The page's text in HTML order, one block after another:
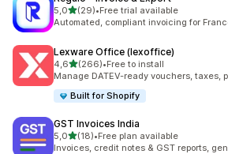
5,0z 5 hvězd
(29)
Celkový počet recenzí: 29
•Free trial available
Automated, compliant invoicing for
Lexware Office (lexoffice)
4,6z 5 hvězd
(266)
Celkový počet recenzí: 266
•Free to install
Manage DATEV-ready vouchers, taxes,
Built for Shopify
GST Invoices India
5,0z 5 hvězd
(18)
Celkový počet recenzí: 18
•Free plan available
Invoices, credit notes & GST reports,